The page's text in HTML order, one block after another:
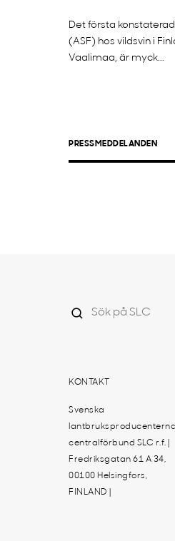
Det första
(ASF) hos vildsvin i
Vaalimaa, är myck...
PRESSMEDDELANDEN
KONTAKT
Svenska
centralförbund SLC r.f. |
Fredriksgatan 61 A 34,
00100 Helsingfors,
FINLAND |